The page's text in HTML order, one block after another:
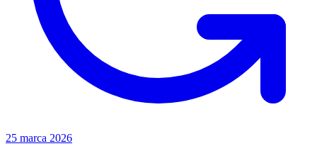
25 marca 2026